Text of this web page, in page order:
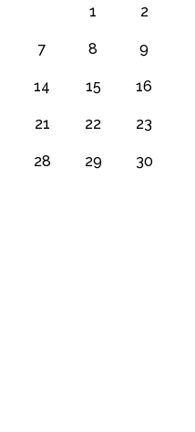
1 2
7 8 9
14 15 16
21 22 23
28 29 30